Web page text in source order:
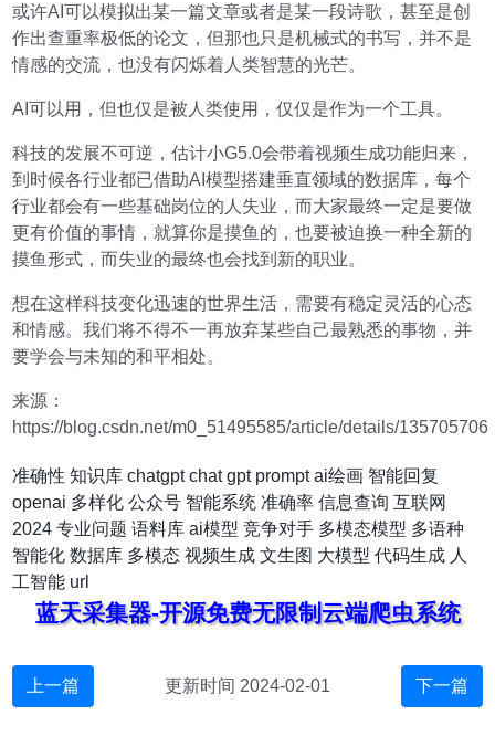
或许AI可以模拟出某一篇文章或者是某一段诗歌，甚至是创
作出查重率极低的论文，但那也只是机械式的书写，并不是
情感的交流，也没有闪烁着人类智慧的光芒。
AI可以用，但也仅是被人类使用，仅仅是作为一个工具。
科技的发展不可逆，估计小G5.0会带着视频生成功能归来，
到时候各行业都已借助AI模型搭建垂直领域的数据库，每个
行业都会有一些基础岗位的人失业，而大家最终一定是要做
更有价值的事情，就算你是摸鱼的，也要被迫换一种全新的
摸鱼形式，而失业的最终也会找到新的职业。
想在这样科技变化迅速的世界生活，需要有稳定灵活的心态
和情感。我们将不得不一再放弃某些自己最熟悉的事物，并
要学会与未知的和平相处。
来源：
https://blog.csdn.net/m0_51495585/article/details/135705706
准确性 知识库 chatgpt chat gpt prompt ai绘画 智能回复
openai 多样化 公众号 智能系统 准确率 信息查询 互联网
2024 专业问题 语料库 ai模型 竞争对手 多模态模型 多语种
智能化 数据库 多模态 视频生成 文生图 大模型 代码生成 人
工智能 url
蓝天采集器-开源免费无限制云端爬虫系统
上一篇 更新时间 2024-02-01 下一篇